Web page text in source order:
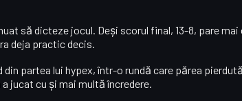
să dicteze jocul. Deși scorul final, 13-8, pare
deja practic decis.
din partea lui hypex, într-o rundă care părea
jucat cu și mai multă încredere.